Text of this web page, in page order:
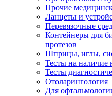
Прочие
Ланцеты и
Перевязочные
Контейнеры для
протезов
Шприцы, иглы,
Тесты на наличие
Тесты
Отоларингология
Для